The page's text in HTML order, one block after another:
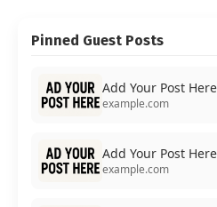
Pinned Guest Posts
Add Your Post Here
example.com
Add Your Post Here
example.com